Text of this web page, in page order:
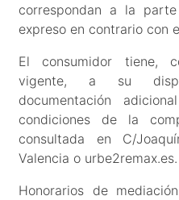
correspondan a la
expreso en contrario con
El consumidor tiene,
vigente, a su
documentación
condiciones de la
consultada en C/
Valencia o urbe2remax.es.
Honorarios de